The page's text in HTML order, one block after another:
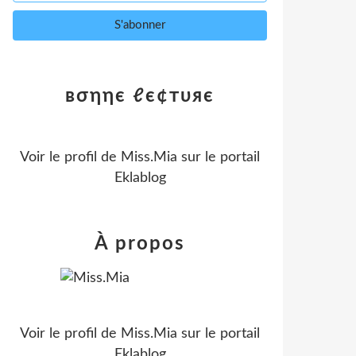
вσηηє ℓє¢тυяє
Voir le profil de Miss.Mia sur le portail
Eklablog
À propos
Voir le profil de Miss.Mia sur le portail